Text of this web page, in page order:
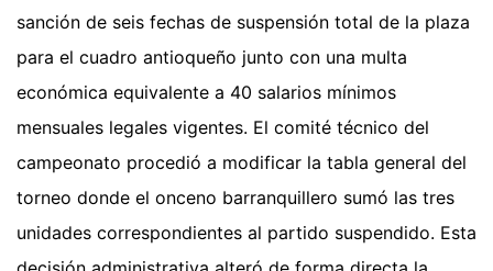
sanción de seis fechas de suspensión total de la plaza
para el cuadro antioqueño junto con una multa
económica equivalente a 40 salarios mínimos
mensuales legales vigentes. El comité técnico del
campeonato procedió a modificar la tabla general del
torneo donde el onceno barranquillero sumó las tres
unidades correspondientes al partido suspendido. Esta